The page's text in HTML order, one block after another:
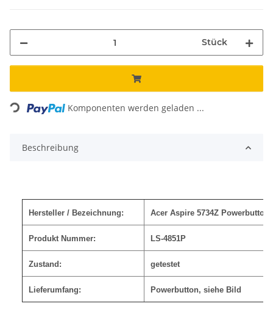
Stück
Loading... Komponenten werden geladen ...
Beschreibung
Hersteller / Bezeichnung: Acer Aspire 5734Z
Produkt Nummer: LS-4851P
Zustand: getestet
Lieferumfang: Powerbutton, siehe Bild